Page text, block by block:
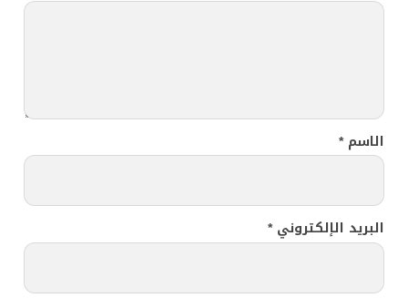
الاسم*
البريد الإلكتروني*